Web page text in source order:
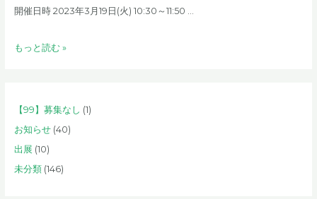
う
開催日時 2023年3月19日(火) 10:30～11:50 …
[PG054]
た
か
っ
自
もっと読む »
【99】募集なし (1)
お知らせ(40)
出展 (10)
未分類(146)